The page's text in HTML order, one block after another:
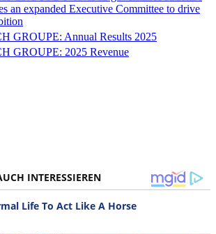
an expanded Executive Committee to drive
GROUPE: Annual Results 2025
GROUPE: 2025 Revenue